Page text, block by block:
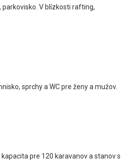
parkovisko. V blízkosti rafting,
sprchy a WC pre ženy a mužov.
pre 120 karavanov a stanov s